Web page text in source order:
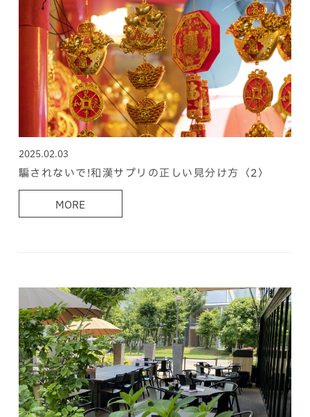
2025.02.03
騙されないで!和漢サプリの正しい見分け方〈2〉
MORE